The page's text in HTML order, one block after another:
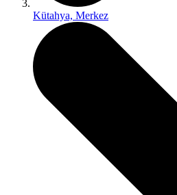
Kütahya, Merkez